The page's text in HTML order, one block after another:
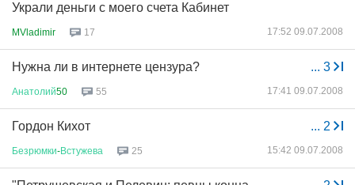
Украли деньги с моего счета Кабинет
MVladimir 17 17:52 09.07.2008
... 3
Нужна ли в интернете цензура?
Анатолий50 55 17:41 09.07.2008
... 2
Гордон Кихот
Безрюмки-Встужева 25 15:42 09.07.2008